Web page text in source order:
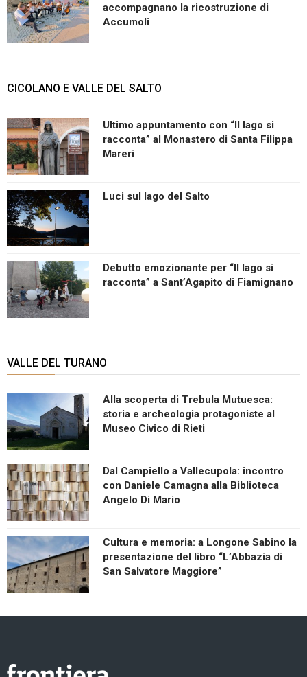
accompagnano la ricostruzione di
Accumoli
CICOLANO E VALLE DEL SALTO
Ultimo appuntamento con “Il lago si
racconta” al Monastero di Santa Filippa
Mareri
Luci sul lago del Salto
Debutto emozionante per “Il lago si
racconta” a Sant’Agapito di Fiamignano
VALLE DEL TURANO
Alla scoperta di Trebula Mutuesca:
storia e archeologia protagoniste al
Museo Civico di Rieti
Dal Campiello a Vallecupola: incontro
con Daniele Camagna alla Biblioteca
Angelo Di Mario
Cultura e memoria: a Longone Sabino la
presentazione del libro “L’Abbazia di
San Salvatore Maggiore”